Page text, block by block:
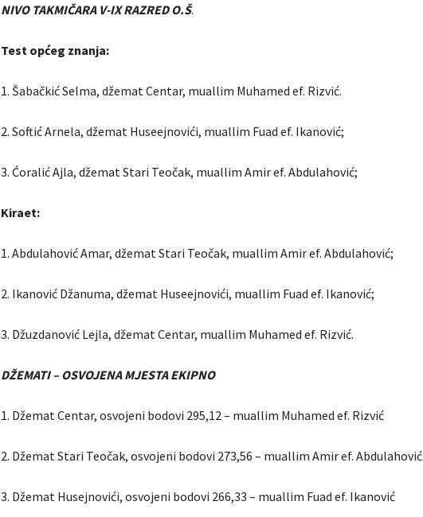
NIVO TAKMIČARA V-IX RAZRED O.Š.
Test općeg znanja:
1. Šabačkić Selma, džemat Centar, muallim Muhamed ef. Rizvić.
2. Softić Arnela, džemat Huseejnovići, muallim Fuad ef. Ikanović;
3. Ćoralić Ajla, džemat Stari Teočak, muallim Amir ef. Abdulahović;
Kiraet:
1. Abdulahović Amar, džemat Stari Teočak, muallim Amir ef. Abdulahović;
2. Ikanović Džanuma, džemat Huseejnovići, muallim Fuad ef. Ikanović;
3. Džuzdanović Lejla, džemat Centar, muallim Muhamed ef. Rizvić.
DŽEMATI – OSVOJENA MJESTA EKIPNO
1. Džemat Centar, osvojeni bodovi 295,12 – muallim Muhamed ef. Rizvić
2. Džemat Stari Teočak, osvojeni bodovi 273,56 – muallim Amir ef. Abdulahović
3. Džemat Husejnovići, osvojeni bodovi 266,33 – muallim Fuad ef. Ikanović